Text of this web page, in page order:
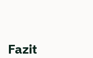
Fazit